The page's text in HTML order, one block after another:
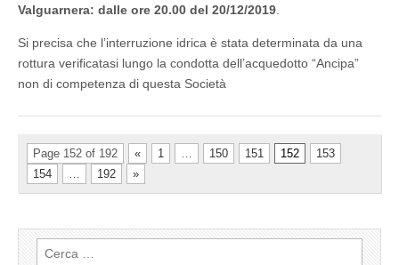
Valguarnera: dalle ore 20.00 del 20/12/2019
Si precisa che l’interruzione idrica è stata determinata da una
rottura verificatasi lungo la condotta dell’acquedotto “Ancipa”
non di competenza di questa Società
Page 152 of 192 « 1 150 151 152
153
154
192 »
Ricerca